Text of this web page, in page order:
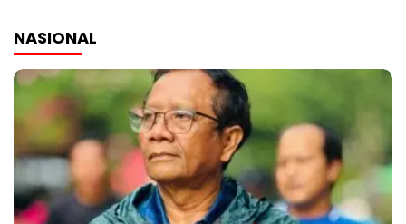
NASIONAL